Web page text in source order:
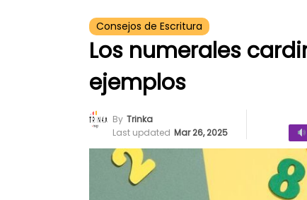
Consejos de Escritura
Los numerales
ejemplos
By Trinka
Last updated Mar 26, 2025